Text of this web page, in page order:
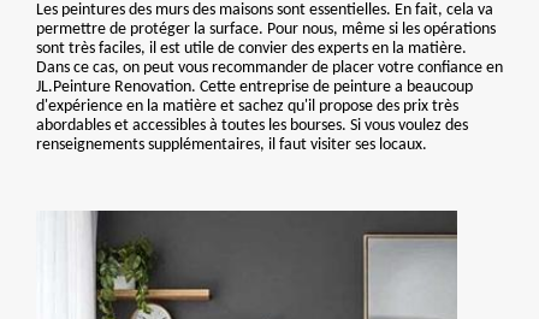
Les peintures des murs des maisons sont essentielles. En fait, cela va
permettre de protéger la surface. Pour nous, même si les opérations
sont très faciles, il est utile de convier des experts en la matière.
Dans ce cas, on peut vous recommander de placer votre confiance en
JL.Peinture Renovation. Cette entreprise de peinture a beaucoup
d'expérience en la matière et sachez qu'il propose des prix très
abordables et accessibles à toutes les bourses. Si vous voulez des
renseignements supplémentaires, il faut visiter ses locaux.